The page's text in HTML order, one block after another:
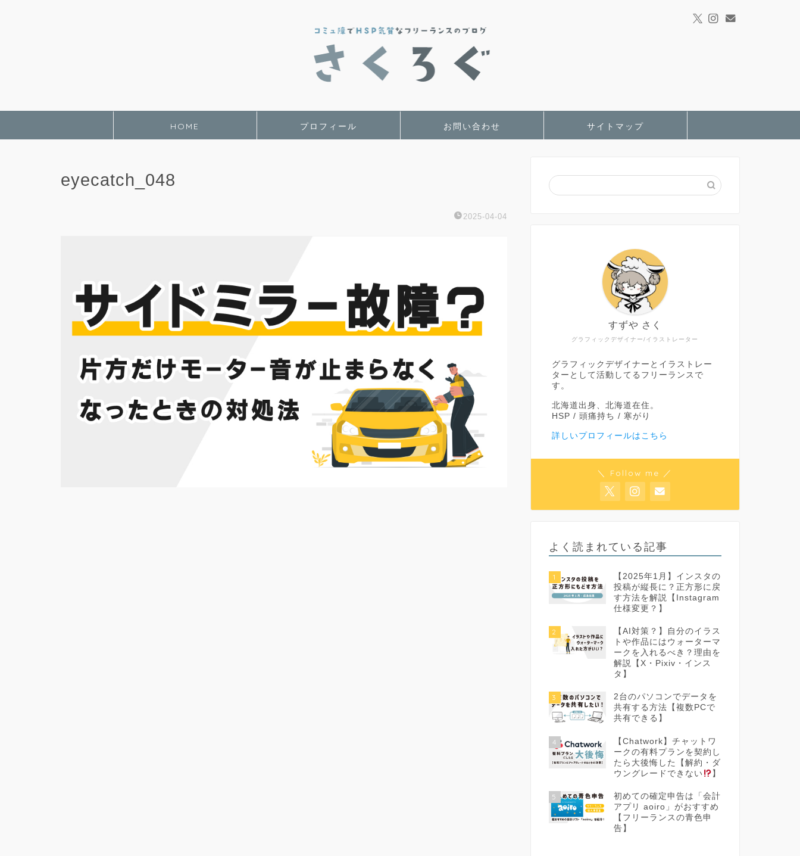
HOME プロフィール お問い合わせ サイトマップ
eyecatch_048
2025-04-04
グラフィックデザイナー/イラストレーター
すずや さく
グラフィックデザイナーとイラストレー
ターとして活動してるフリーランスで
す。
北海道出身、北海道在住。
HSP / 頭痛持ち / 寒がり
詳しいプロフィールはこちら
＼ Follow me ／
よく読まれている記事
1
【2025年1月】インスタの
投稿が縦長に？正方形に戻
す方法を解説【Instagram
仕様変更？】
2
【AI対策？】自分のイラス
トや作品にはウォーターマ
ークを入れるべき？理由を
解説【X・Pixiv・インス
タ】
3
2台のパソコンでデータを
共有する方法【複数PCで
共有できる】
4
【Chatwork】チャットワ
ークの有料プランを契約し
たら大後悔した【解約・ダ
ウングレードできない
】
5
初めての確定申告は「会計
アプリ aoiro」がおすすめ
【フリーランスの青色申
告】